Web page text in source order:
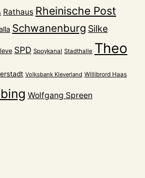
Rathaus Rheinische Post
Schwanenburg Silke
SPD Spoykanal Stadthalle Theo
Volksbank Kleverland Willibrord Haas
Wolfgang Spreen